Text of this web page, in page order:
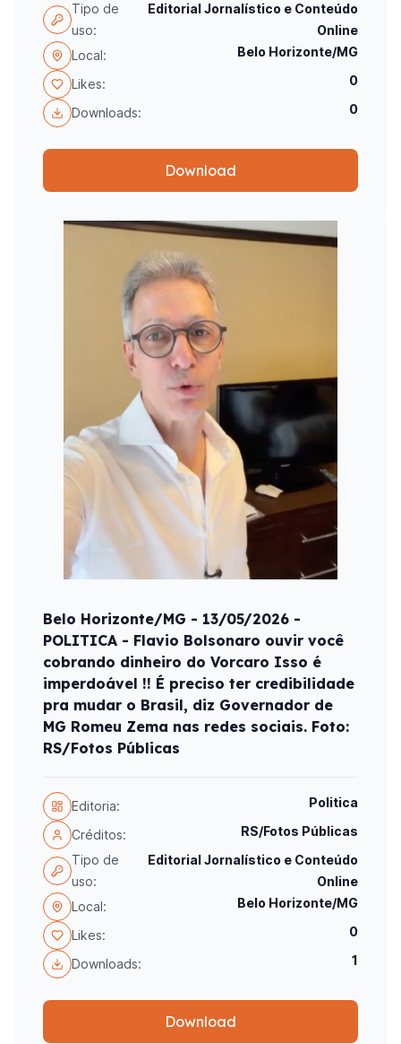
Tipo de
uso:
Editorial Jornalístico e Conteúdo
Online
Local:
Belo Horizonte/MG
Likes: 0
Downloads: 0
Download
Belo Horizonte/MG - 13/05/2026 -
POLITICA - Flavio Bolsonaro ouvir você
cobrando dinheiro do Vorcaro Isso é
imperdoável !! É preciso ter credibilidade
pra mudar o Brasil, diz Governador de
MG Romeu Zema nas redes sociais. Foto:
RS/Fotos Públicas
Editoria: Politica
Créditos:
RS/Fotos Públicas
Tipo de
uso:
Editorial Jornalístico e Conteúdo
Online
Local:
Belo Horizonte/MG
Likes: 0
Downloads: 1
Download